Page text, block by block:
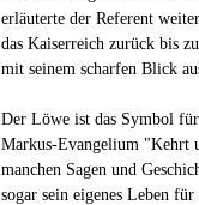
erläuterte der Referent
das Kaiserreich zurück bis
mit seinem scharfen Blick
Der Löwe ist das Symbol
Markus-Evangelium "Kehrt
manchen Sagen und
sogar sein eigenes Leben für